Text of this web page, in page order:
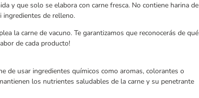
y que solo se elabora con carne fresca. No contiene harina de
ingredientes de relleno.
la carne de vacuno. Te garantizamos que reconocerás de qué
de cada producto!
de usar ingredientes químicos como aromas, colorantes o
los nutrientes saludables de la carne y su penetrante